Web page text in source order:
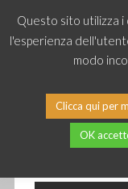
Piccole news
Questo sito utilizza i
l'esperienza
modo
Clicca qui per
OK